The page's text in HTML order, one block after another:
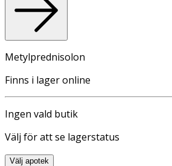
Metylprednisolon
Finns i lager online
Ingen vald butik
Välj för att se lagerstatus
Välj apotek